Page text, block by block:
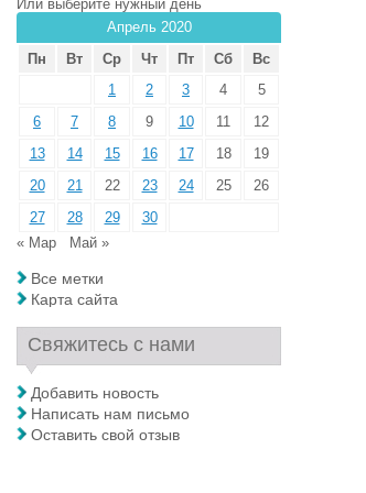
Или выберите нужный день
Апрель 2020
Пн
Вт Ср Чт Пт Сб
Вс
1
2 3 4
5
6
7 8 9 10 11
12
13
14 15 16 17 18
19
20
21 22 23 24 25
26
27
28 29
30
« Мар
Май »
Все метки
Карта сайта
Свяжитесь с нами
Добавить новость
Написать нам письмо
Оставить свой отзыв